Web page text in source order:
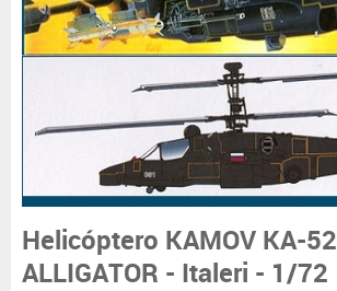
Helicóptero KAMOV KA-52
ALLIGATOR - Italeri - 1/72